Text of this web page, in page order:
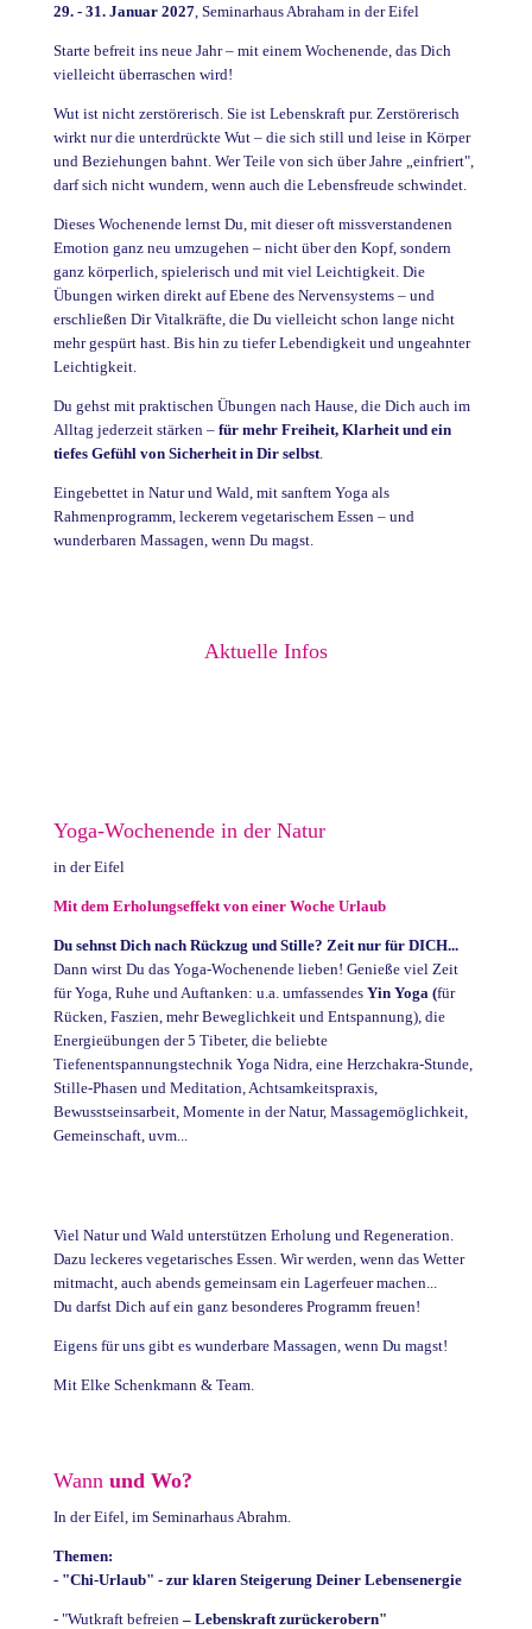
29. - 31. Januar 2027, Seminarhaus Abraham in der Eifel
Starte befreit ins neue Jahr – mit einem Wochenende, das Dich
vielleicht überraschen wird!
Wut ist nicht zerstörerisch. Sie ist Lebenskraft pur. Zerstörerisch
wirkt nur die unterdrückte Wut – die sich still und leise in Körper
und Beziehungen bahnt. Wer Teile von sich über Jahre „einfriert",
darf sich nicht wundern, wenn auch die Lebensfreude schwindet.
Dieses Wochenende lernst Du, mit dieser oft missverstandenen
Emotion ganz neu umzugehen – nicht über den Kopf, sondern
ganz körperlich, spielerisch und mit viel Leichtigkeit. Die
Übungen wirken direkt auf Ebene des Nervensystems – und
erschließen Dir Vitalkräfte, die Du vielleicht schon lange nicht
mehr gespürt hast. Bis hin zu tiefer Lebendigkeit und ungeahnter
Leichtigkeit.
Du gehst mit praktischen Übungen nach Hause, die Dich auch im
Alltag jederzeit stärken – für mehr Freiheit, Klarheit und ein
tiefes Gefühl von Sicherheit in Dir selbst.
Eingebettet in Natur und Wald, mit sanftem Yoga als
Rahmenprogramm, leckerem vegetarischem Essen – und
wunderbaren Massagen, wenn Du magst.
Aktuelle Infos
Yoga-Wochenende in der Natur
in der Eifel
Mit dem Erholungseffekt von einer Woche Urlaub
Du sehnst Dich nach Rückzug und Stille? Zeit nur für DICH...
Dann wirst Du das Yoga-Wochenende lieben! Genieße viel Zeit
für Yoga, Ruhe und Auftanken: u.a. umfassendes Yin Yoga (für
Rücken, Faszien, mehr Beweglichkeit und Entspannung), die
Energieübungen der 5 Tibeter, die beliebte
Tiefenentspannungstechnik Yoga Nidra, eine Herzchakra-Stunde,
Stille-Phasen und Meditation, Achtsamkeitspraxis,
Bewusstseinsarbeit, Momente in der Natur, Massagemöglichkeit,
Gemeinschaft, uvm...
Viel Natur und Wald unterstützen Erholung und Regeneration.
Dazu leckeres vegetarisches Essen. Wir werden, wenn das Wetter
mitmacht, auch abends gemeinsam ein Lagerfeuer machen...
Du darfst Dich auf ein ganz besonderes Programm freuen!
Eigens für uns gibt es wunderbare Massagen, wenn Du magst!
Mit Elke Schenkmann & Team.
Wann und Wo?
In der Eifel, im Seminarhaus Abrahm.
Themen:
- "Chi-Urlaub" - zur klaren Steigerung Deiner Lebensenergie
- "Wutkraft befreien – Lebenskraft zurückerobern"